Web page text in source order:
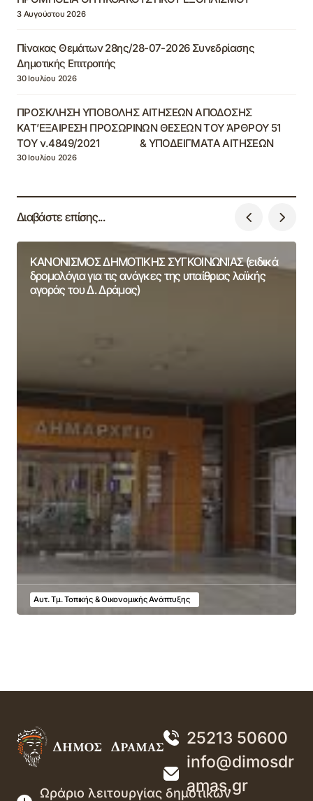
3 Αυγούστου 2026
Πίνακας Θεμάτων 28ης/28-07-2026 Συνεδρίασης
Δημοτικής Επιτροπής
30 Ιουλίου 2026
ΠΡΟΣΚΛΗΣΗ ΥΠΟΒΟΛΗΣ ΑΙΤΗΣΕΩΝ ΑΠΟΔΟΣΗΣ
ΚΑΤ’ΕΞΑΙΡΕΣΗ ΠΡΟΣΩΡΙΝΩΝ ΘΕΣΕΩΝ ΤΟΥ ΆΡΘΡΟΥ 51
ΤΟΥ ν.4849/2021 & ΥΠΟΔΕΙΓΜΑΤΑ ΑΙΤΗΣΕΩΝ
30 Ιουλίου 2026
Διαβάστε επίσης...
ΚΑΝΟΝΙΣΜΟΣ ΔΗΜΟΤΙΚΗΣ ΣΥΓΚΟΙΝΩΝΙΑΣ (ειδικά
δρομολόγια για τις ανάγκες της υπαίθριας λαϊκής
αγοράς του Δ. Δράμας)
Αυτ. Τμ. Τοπικής & Οικονομικής Ανάπτυξης
25213 50600
info@dimosdr
amas.gr
Ωράριο λειτουργίας δημοτικών